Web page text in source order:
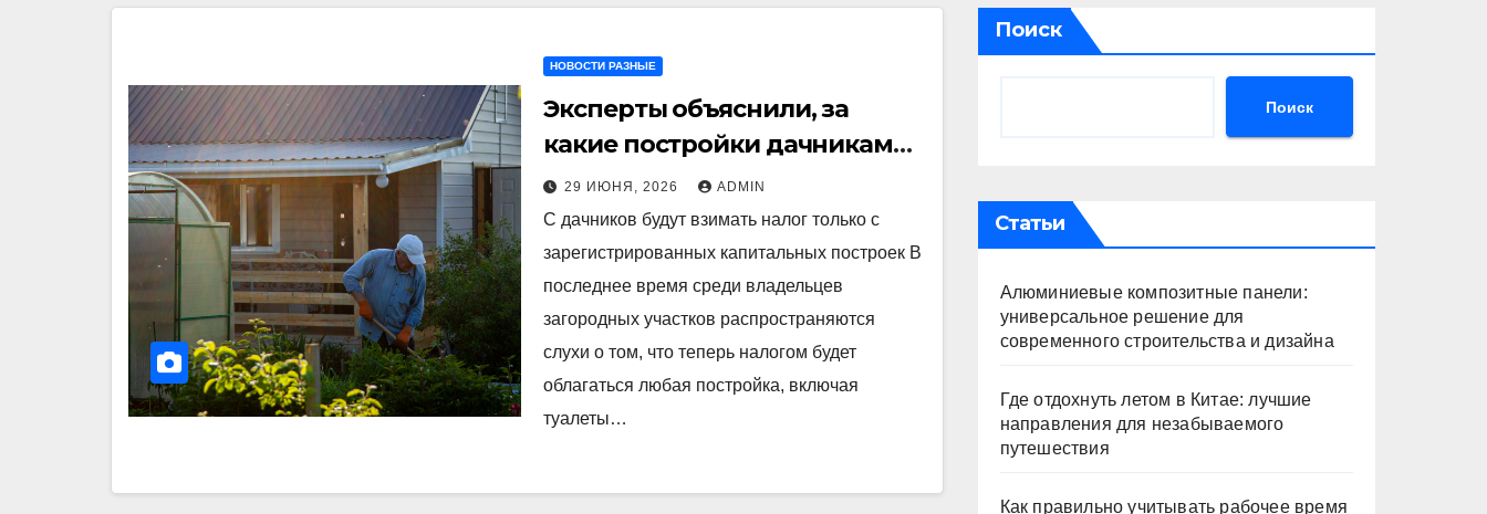
НОВОСТИ РАЗНЫЕ
Эксперты объяснили, за
какие постройки дачникам
придется платить
29 ИЮНЯ, 2026 ADMIN
С дачников будут взимать налог только с
зарегистрированных капитальных построек В
последнее время среди владельцев
загородных участков распространяются
слухи о том, что теперь налогом будет
облагаться любая постройка, включая
туалеты…
Поиск
Поиск
Статьи
Алюминиевые композитные панели:
универсальное решение для
современного строительства и дизайна
Где отдохнуть летом в Китае: лучшие
направления для незабываемого
путешествия
Как правильно учитывать рабочее время